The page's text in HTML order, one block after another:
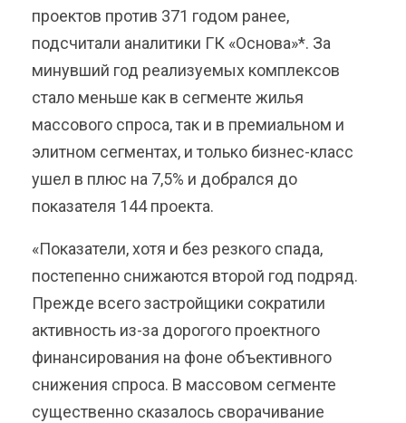
проектов против 371 годом ранее,
подсчитали аналитики ГК «Основа»*. За
минувший год реализуемых комплексов
стало меньше как в сегменте жилья
массового спроса, так и в премиальном и
элитном сегментах, и только бизнес-класс
ушел в плюс на 7,5% и добрался до
показателя 144 проекта.
«Показатели, хотя и без резкого спада,
постепенно снижаются второй год подряд.
Прежде всего застройщики сократили
активность из-за дорогого проектного
финансирования на фоне объективного
снижения спроса. В массовом сегменте
существенно сказалось сворачивание